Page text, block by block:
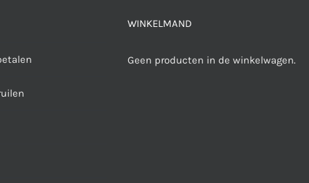
WINKELMAND
Geen producten in de winkelwagen.